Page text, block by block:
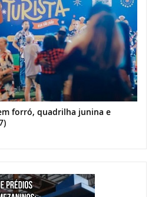
forró, quadrilha junina e